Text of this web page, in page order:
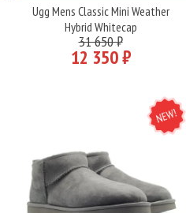
Ugg Mens Classic Mini Weather
Hybrid Whitecap
31 650 ₽
12 350 ₽
NEW